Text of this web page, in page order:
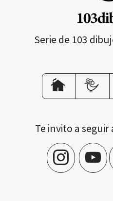
Serie de 103
Te invito a